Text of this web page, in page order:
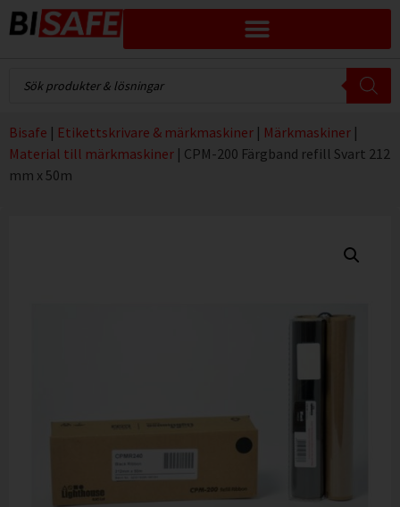
Bisafe | Etikettskrivare & märkmaskiner | Märkmaskiner |
Material till märkmaskiner | CPM-200 Färgband refill Svart 212
mm x 50m